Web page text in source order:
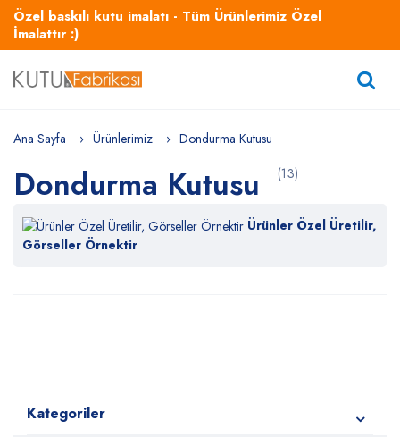
Özel baskılı kutu imalatı - Tüm Ürünlerimiz Özel
İmalattır :)
Ana Sayfa Ürünlerimiz Dondurma Kutusu
Dondurma Kutusu (13)
Ürünler Özel Üretilir,
Görseller Örnektir
Kategoriler